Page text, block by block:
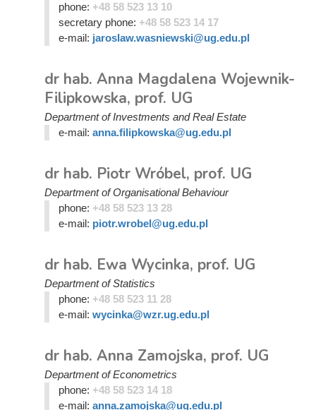
phone: +48 58 523 13 10
secretary phone: +48 58 523 14 17
e-mail: jaroslaw.wasniewski@ug.edu.pl
dr hab. Anna Magdalena Wojewnik-
Filipkowska, prof. UG
Department of Investments and Real Estate
e-mail: anna.filipkowska@ug.edu.pl
dr hab. Piotr Wróbel, prof. UG
Department of Organisational Behaviour
phone: +48 58 523 13 28
e-mail: piotr.wrobel@ug.edu.pl
dr hab. Ewa Wycinka, prof. UG
Department of Statistics
phone: +48 58 523 11 28
e-mail: wycinka@wzr.ug.edu.pl
dr hab. Anna Zamojska, prof. UG
Department of Econometrics
phone: +48 58 523 14 18
e-mail: anna.zamojska@ug.edu.pl